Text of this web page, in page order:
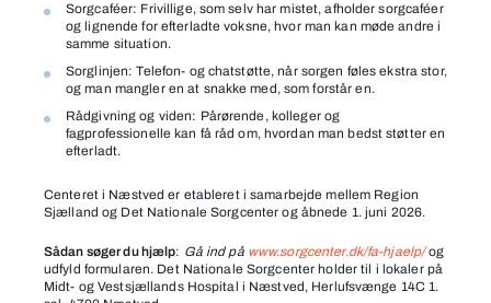
Sorgcaféer: Frivillige, som selv har mistet, afholder sorgcaféer
og lignende for efterladte voksne, hvor man kan møde andre i
samme situation.
Sorglinjen: Telefon- og chatstøtte, når sorgen føles ekstra stor,
og man mangler en at snakke med, som forstår en.
Rådgivning og viden: Pårørende, kolleger og
fagprofessionelle kan få råd om, hvordan man bedst støtter en
efterladt.
Centeret i Næstved er etableret i samarbejde mellem Region
Sjælland og Det Nationale Sorgcenter og åbnede 1. juni 2026.
Sådan søger du hjælp: Gå ind på www.sorgcenter.dk/fa-hjaelp/ og
udfyld formularen. Det Nationale Sorgcenter holder til i lokaler på
Midt- og Vestsjællands Hospital i Næstved, Herlufsvænge 14C 1.